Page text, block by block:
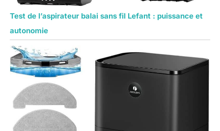
Test de l’aspirateur balai sans fil Lefant : puissance et
autonomie